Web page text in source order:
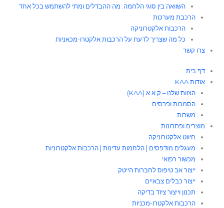
השוואה בין סוגי הלחמה: מה ההבדלים ומתי להשתמש בכל אחד
הרכבת מערכות
הרכבות אלקטרוניקה
כל מה שצריך לדעת על הרכבות אלקטרו-מכאניות
צרו קשר
דף בית
אודות KAA
הצוות שלנו – ק.א.א (KAA)
הסמכות ופרסים
משרות
מוצרים ופתרונות
חיווט אלקטרוניקה
מעגלים מודפסים | הלחמות עדינות | הרכבות אלקטרוניות
מכשור רפואי
ייצור אב טיפוס לחברות הייטק
ייצור כבלים צבאיים
תכנון וייצור ציוד בדיקה
הרכבות אלקטרו-מכניות